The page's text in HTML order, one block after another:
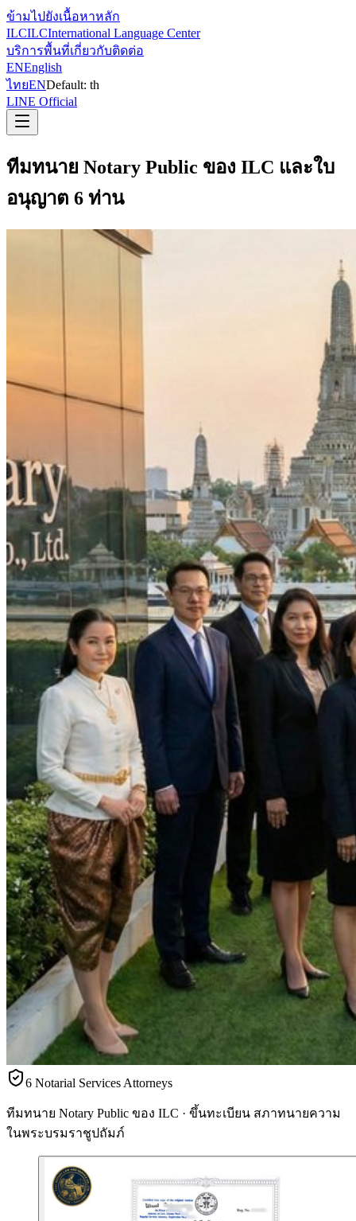
ข้ามไปยังเนื้อหาหลัก
ILCILCInternational Language Center
บริการพื้นที่เกี่ยวกับติดต่อ
ENEnglish
ไทยENDefault: th
LINE Official
ทีมทนาย Notary Public ของ ILC และใบ
อนุญาต 6 ท่าน
6 Notarial Services Attorneys
ทีมทนาย Notary Public ของ ILC · ขึ้นทะเบียน สภาทนายความ
ในพระบรมราชูปถัมภ์